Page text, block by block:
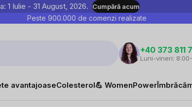
1 Iulie - 31 August, 2026. Cumpără acum
Peste 900.000 de comenzi realizate
+40 373 811
Luni-vineri:
avantajoaseColesterol💪 WomenPower